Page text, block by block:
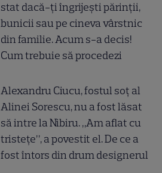
stat dacă-ți îngrijești părinții,
bunicii sau pe cineva vârstnic
din familie. Acum s-a decis!
Cum trebuie să procedezi
Alexandru Ciucu, fostul soț al
Alinei Sorescu, nu a fost lăsat
să intre la Nibiru. „Am aflat cu
tristețe”, a povestit el. De ce a
fost întors din drum designerul